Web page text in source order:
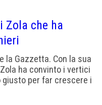
Zola che ha
la Gazzetta. Con la sua
ha convinto i vertici
giusto per far crescere i